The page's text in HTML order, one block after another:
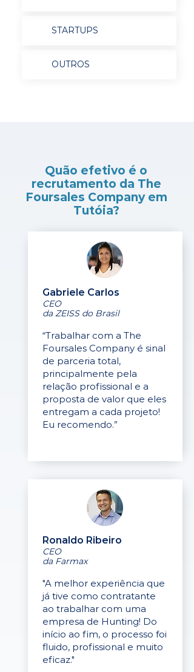
STARTUPS
OUTROS
Quão efetivo é o
recrutamento da The
Foursales Company em
Tutóia?
Gabriele Carlos
CEO
da ZEISS do Brasil
“Trabalhar com a The
Foursales Company é sinal
de parceria total,
principalmente pela
relação profissional e a
proposta de valor que eles
entregam a cada projeto!
Eu recomendo.”
Ronaldo Ribeiro
CEO
da Farmax
"A melhor experiência que
já tive como contratante
ao trabalhar com uma
empresa de Hunting! Do
início ao fim, o processo foi
fluido, profissional e muito
eficaz."